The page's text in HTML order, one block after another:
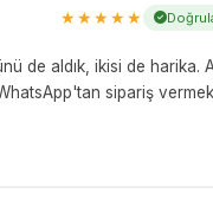
★★★★★
de aldık, ikisi de harika.
sipariş